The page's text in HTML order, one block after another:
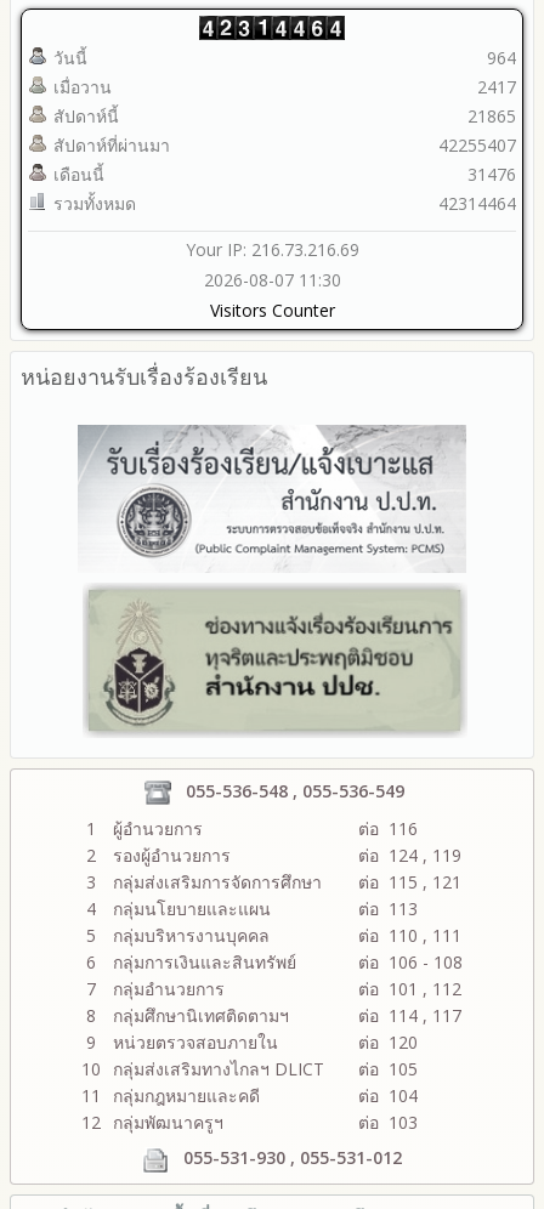
วันนี้
เมื่อวาน
สัปดาห์นี้
สัปดาห์ที่ผ่านมา
เดือนนี้
รวมทั้งหมด
964
2417
21865
42255407
31476
42314464
Your IP: 216.73.216.69
2026-08-07 11:30
Visitors Counter
หน่อยงานรับเรื่องร้องเรียน
055-536-548 , 055-536-549
1
ผู้อำนวยการ
ต่อ 116
2
รองผู้อำนวยการ
ต่อ 124 , 119
3
กลุ่มส่งเสริมการจัดการศึกษา
ต่อ 115 , 121
4
กลุ่มนโยบายและแผน
ต่อ 113
5
กลุ่มบริหารงานบุคคล
ต่อ 110 , 111
6
กลุ่มการเงินและสินทรัพย์
ต่อ 106 - 108
7
กลุ่มอำนวยการ
ต่อ 101 , 112
8
กลุ่มศึกษานิเทศติดตามฯ
ต่อ 114 , 117
9
หน่วยตรวจสอบภายใน
ต่อ 120
10
กลุ่มส่งเสริมทางไกลฯ DLICT
ต่อ 105
11
กลุ่มกฎหมายและคดี
ต่อ 104
12 กลุ่มพัฒนาครูฯ
ต่อ 103
055-531-930 , 055-531-012